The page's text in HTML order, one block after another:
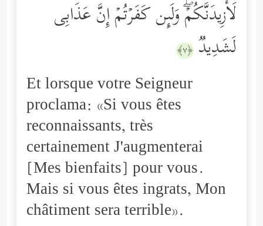
لَأَزِیدَنَّكُمۡۖ وَلَىِٕن كَفَرۡتُمۡ إِنَّ عَذَابِی
لَشَدِیدࣱ ﴿٧﴾
Et lorsque votre Seigneur
proclama: «Si vous êtes
reconnaissants, très
certainement J'augmenterai
[Mes bienfaits] pour vous.
Mais si vous êtes ingrats, Mon
châtiment sera terrible».